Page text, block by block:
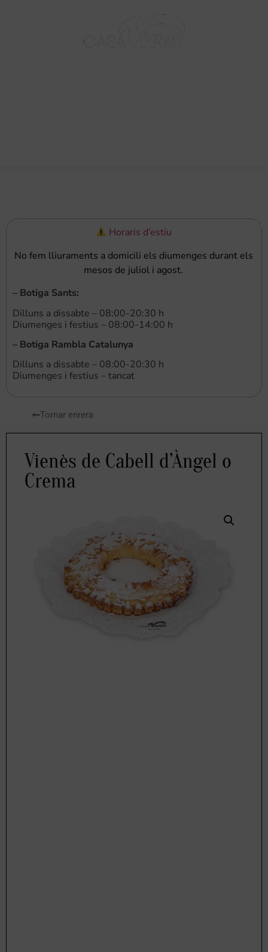
BARCELONA - 1895
Horaris d’estiu
No fem lliuraments a domicili els diumenges durant els
mesos de juliol i agost.
– Botiga Sants:
Dilluns a dissabte – 08:00-20:30 h
Diumenges i festius – 08:00-14:00 h
– Botiga Rambla Catalunya
Dilluns a dissabte – 08:00-20:30 h
Diumenges i festius – tancat
Tornar enrera
Vienès de Cabell d’Àngel o
Crema